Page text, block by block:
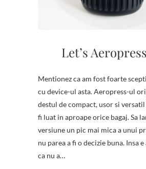
Let’s
Mentionez ca am fost foarte sceptic in legatura
cu device-ul asta. Aeropress-ul
destul de compact, usor si
fi luat in aproape orice bagaj. Sa
versiune un pic mai mica a unui
nu parea a fi o decizie buna. Insa
ca nu a…